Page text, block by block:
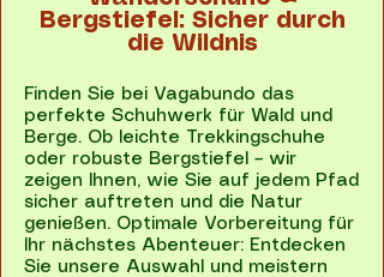
Bergstiefel: Sicher durch
die Wildnis
Finden Sie bei Vagabundo das
perfekte Schuhwerk für Wald und
Berge. Ob leichte Trekkingschuhe
oder robuste Bergstiefel – wir
zeigen Ihnen, wie Sie auf jedem Pfad
sicher auftreten und die Natur
genießen. Optimale Vorbereitung für
Ihr nächstes Abenteuer: Entdecken
Sie unsere Auswahl und meistern